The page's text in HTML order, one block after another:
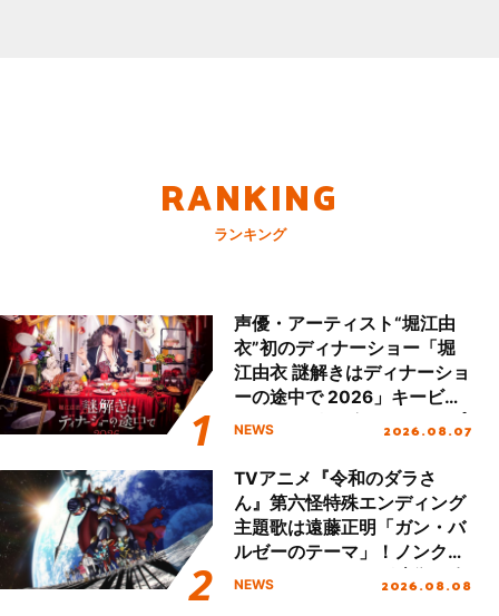
RANKING
ランキング
声優・アーティスト“堀江由
衣”初のディナーショー「堀
江由衣 謎解きはディナーショ
ーの途中で 2026」キービジ
ュアル＆グッズラインナップ
NEWS 2026.08.07
TVアニメ『令和のダラさ
ん』第六怪特殊エンディング
主題歌は遠藤正明「ガン・バ
ルゼーのテーマ」！ノンクレ
ジットエンディング映像も公
NEWS 2026.08.08